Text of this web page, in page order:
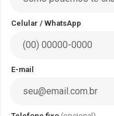
Celular / WhatsApp
E-mail